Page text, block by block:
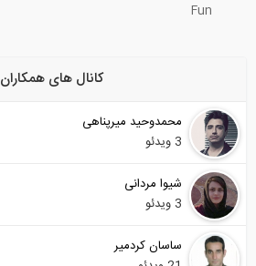
Fun
کانال های همکاران
محمدوحید میرپناهی
3 ویدئو
شیوا مردانی
3 ویدئو
ساسان کردمیر